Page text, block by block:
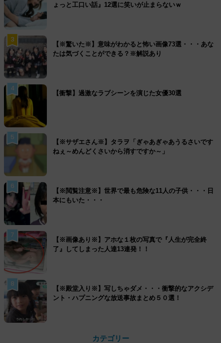
ょっと工口い話』12選に笑いが止まらないｗ
3
【※驚いた※】意味がわかると怖い画像73選・・・あな
たは気づくことができる？※解説あり
4
【衝撃】過激なラブシーンを演じた女優30選
5
【※サザエさん※】タラヲ「ぎゃあぎゃあうるさいです
ねぇ～めんどくさいから消すですか～」
6
【※閲覧注意※】世界で最も危険な11人の子供・・・日
本にもいた・・・
7
【※画像あり※】アホな１枚の写真で『人生が完全終
了』してしまった人達13連発！！
8
【※殿堂入り※】写しちゃダメ・・・衝撃的なアクシデ
ント・ハプニングな放送事故まとめ５０選！
カテゴリー